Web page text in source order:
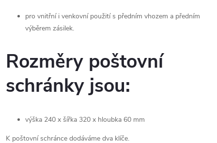
pro vnitřní i venkovní použití s předním vhozem a předním
výběrem zásilek.
Rozměry poštovní
schránky jsou:
výška 240 x šířka 320 x hloubka 60 mm
K poštovní schránce dodáváme dva klíče.